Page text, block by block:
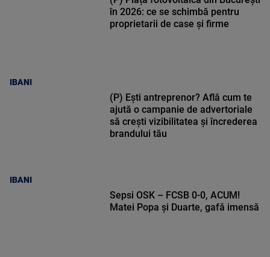
IBANI
în 2026: ce se schimbă pentru
proprietarii de case și firme
IBANI
(P) Ești antreprenor? Află cum te
ajută o campanie de advertoriale
să crești vizibilitatea și încrederea
brandului tău
Sepsi OSK – FCSB 0-0, ACUM!
Matei Popa și Duarte, gafă imensă